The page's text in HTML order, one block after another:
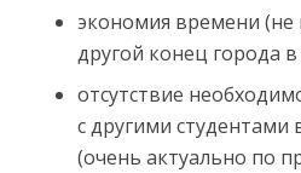
экономия времени (не
другой конец города
отсутствие
с другими
(очень актуально по